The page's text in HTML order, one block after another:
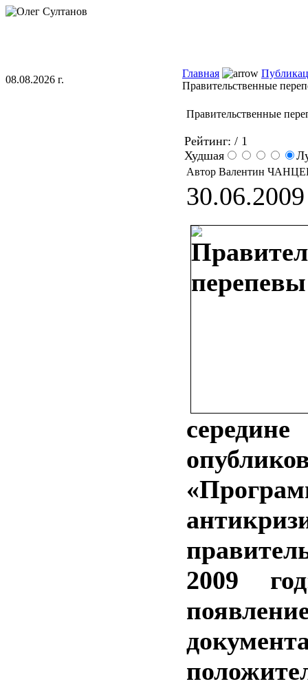
08.08.2026 г.
Главная
Правительственные
Правительственные
Рейтинг: / 1
Худшая
Автор Валентин
30.06.2009
2009